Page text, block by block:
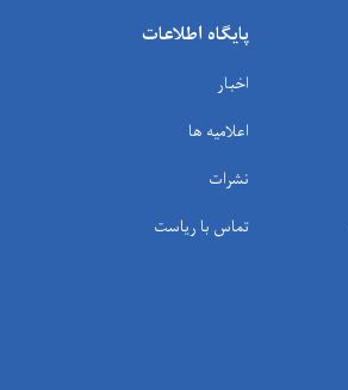
پایگاه اطلاعات
اخبار
اعلامیه ها
نشرات
تماس با ریاست